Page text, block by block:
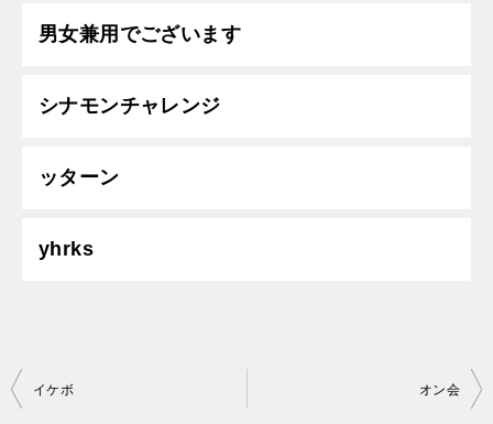
男女兼用でございます
シナモンチャレンジ
ッターン
yhrks
投
イケボ オン会